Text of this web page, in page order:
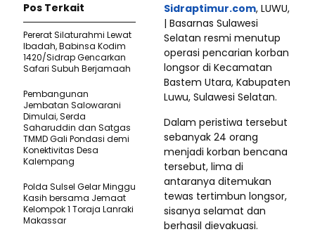
Sidraptimur.com, LUWU,
| Basarnas Sulawesi
Selatan resmi menutup
operasi pencarian korban
longsor di Kecamatan
Bastem Utara, Kabupaten
Luwu, Sulawesi Selatan.
Dalam peristiwa tersebut
sebanyak 24 orang
menjadi korban bencana
tersebut, lima di
antaranya ditemukan
tewas tertimbun longsor,
sisanya selamat dan
berhasil dievakuasi.
Pos Terkait
Pererat Silaturahmi Lewat
Ibadah, Babinsa Kodim
1420/Sidrap Gencarkan
Safari Subuh Berjamaah
Pembangunan
Jembatan Salowarani
Dimulai, Serda
Saharuddin dan Satgas
TMMD Gali Pondasi demi
Konektivitas Desa
Kalempang
Polda Sulsel Gelar Minggu
Kasih bersama Jemaat
Kelompok 1 Toraja Lanraki
Makassar